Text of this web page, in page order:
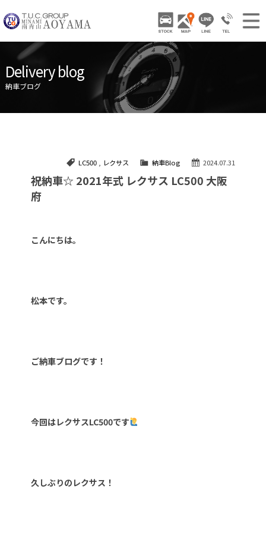
TUCグループ 南青山
STOCK ACCESS LINE 03-
NEWS INFO / ニュース
STOCK CAR LIST / 在庫車両情報
GALLERY / 販売車両ギャラリー
TRADE IN / 買取査定
Delivery blog
納車ブログ
2024.07.31
納車Blog
LC500, レクサス
祝納車☆ 2021年式 レクサス LC500 大阪
府
こんにちは。
松本です。
ご納車ブログです！
今回はレクサスLC500です
久しぶりのレクサス！